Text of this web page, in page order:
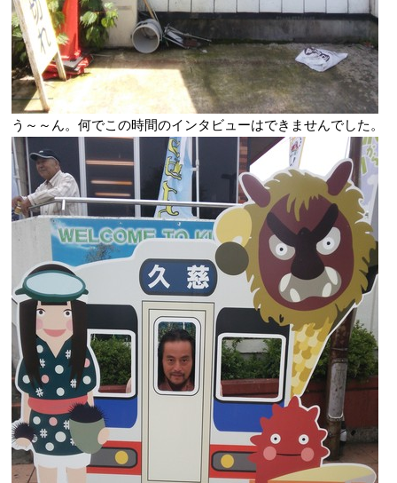
う～～ん。何でこの時間のインタビューはできませんでした。